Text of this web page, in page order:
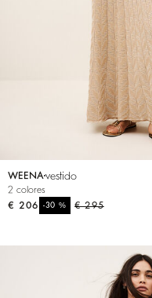
Sweatshirts
WEENA vestido
2 colores
€ 295
-30%
€ 206